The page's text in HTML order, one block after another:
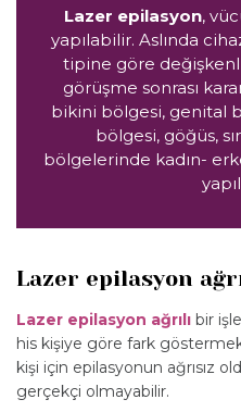
Lazer epilasyon,
yapılabilir. Aslında
tipine göre
görüşme sonrası
bikini bölgesi, genital
bölgesi, göğüs,
bölgelerinde kadın-
Lazer epilasyon
Lazer epilasyon ağrılı bir
his kişiye göre fark
kişi için epilasyonun ağrısız
gerçekçi olmayabilir.